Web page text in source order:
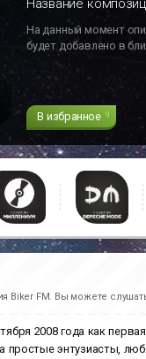
Название
На данный момент
будет добавлено в
В избранное 9
Biker FM. Вы можете
2008 года как
энтузиасты,